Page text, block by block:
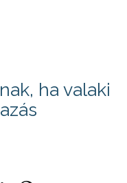
ha valaki